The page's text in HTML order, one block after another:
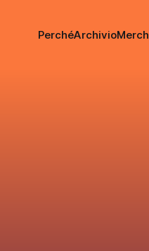
PerchéArchivioMerch